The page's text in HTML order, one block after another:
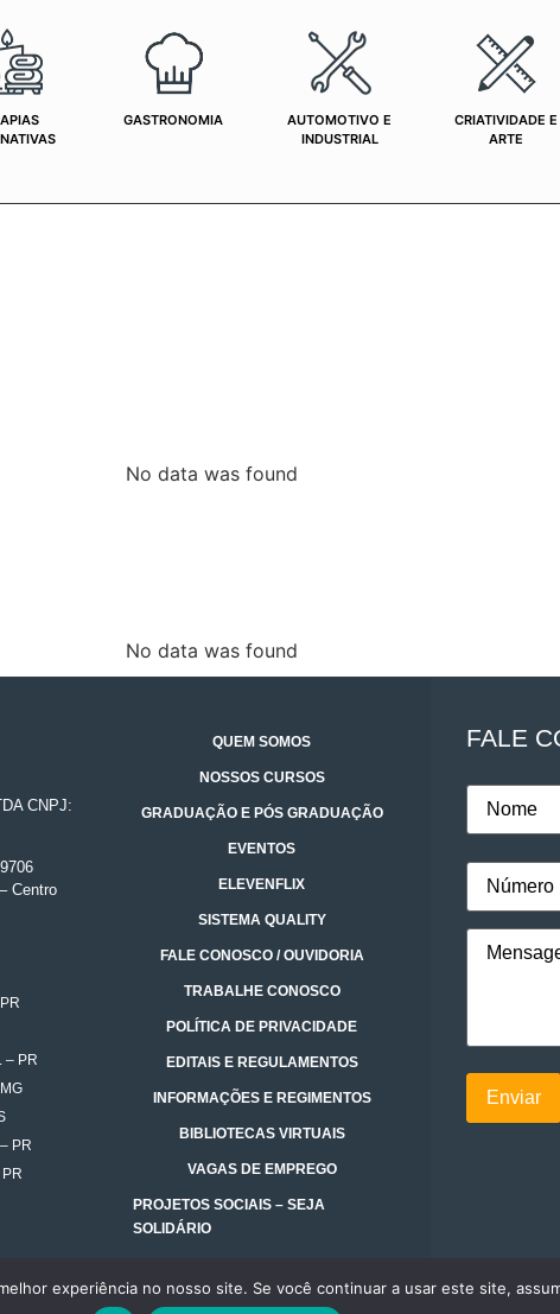
GASTRONOMIA
AUTOMOTIVO E
INDUSTRIAL
CRIATIVIDADE E
ARTE
No data was found
No data was found
CNPJ:
Centro
– PR
PR
QUEM SOMOS
NOSSOS CURSOS
GRADUAÇÃO E PÓS GRADUAÇÃO
EVENTOS
ELEVENFLIX
SISTEMA QUALITY
FALE CONOSCO / OUVIDORIA
TRABALHE CONOSCO
POLÍTICA DE PRIVACIDADE
EDITAIS E REGULAMENTOS
INFORMAÇÕES E REGIMENTOS
BIBLIOTECAS VIRTUAIS
VAGAS DE EMPREGO
PROJETOS SOCIAIS – SEJA
SOLIDÁRIO
FALE
experiência no nosso site. Se você continuar a usar este site,